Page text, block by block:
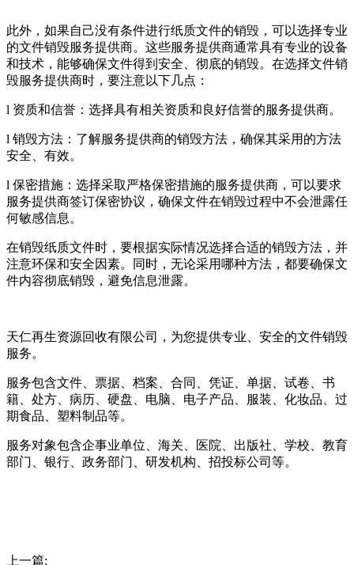
此外，如果自己没有条件进行纸质文件的销毁，可以选择专业
的文件销毁服务提供商。这些服务提供商通常具有专业的设备
和技术，能够确保文件得到安全、彻底的销毁。在选择文件销
毁服务提供商时，要注意以下几点：
l 资质和信誉：选择具有相关资质和良好信誉的服务提供商。
l 销毁方法：了解服务提供商的销毁方法，确保其采用的方法
安全、有效。
l 保密措施：选择采取严格保密措施的服务提供商，可以要求
服务提供商签订保密协议，确保文件在销毁过程中不会泄露任
何敏感信息。
在销毁纸质文件时，要根据实际情况选择合适的销毁方法，并
注意环保和安全因素。同时，无论采用哪种方法，都要确保文
件内容彻底销毁，避免信息泄露。
天仁再生资源回收有限公司，为您提供专业、安全的文件销毁
服务。
服务包含文件、票据、档案、合同、凭证、单据、试卷、书
籍、处方、病历、硬盘、电脑、电子产品、服装、化妆品、过
期食品、塑料制品等。
服务对象包含企事业单位、海关、医院、出版社、学校、教育
部门、银行、政务部门、研发机构、招投标公司等。
上一篇: